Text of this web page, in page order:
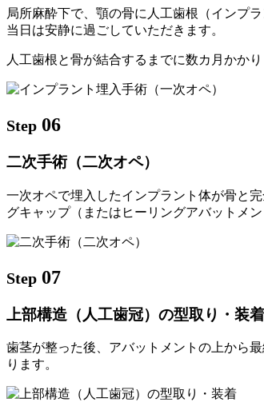
局所麻酔下で、顎の骨に人工歯根（インプ
当日は安静に過ごしていただきます。
人工歯根と骨が結合するまでに数カ月かか
Step 06
二次手術（二次オペ）
一次オペで埋入したインプラント体が骨と
グキャップ（またはヒーリングアバットメ
Step 07
上部構造（人工歯冠）の型取り・装着
歯茎が整った後、アバットメントの上から
ります。